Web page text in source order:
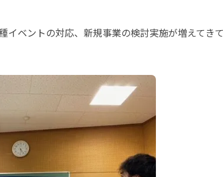
ベントの対応、新規事業の検討実施が増えてき